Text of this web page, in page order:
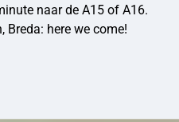
naar de A15 of A16.
Breda: here we come!